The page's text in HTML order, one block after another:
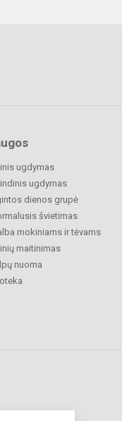
ugdymas
ugdymas
dienos grupė
švietimas
mokiniams ir tėvams
maitinimas
nuoma